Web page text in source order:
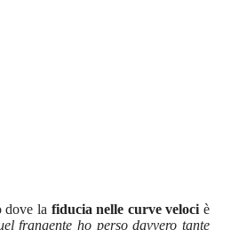
dove la fiducia nelle curve veloci è
frangente ho perso davvero tante